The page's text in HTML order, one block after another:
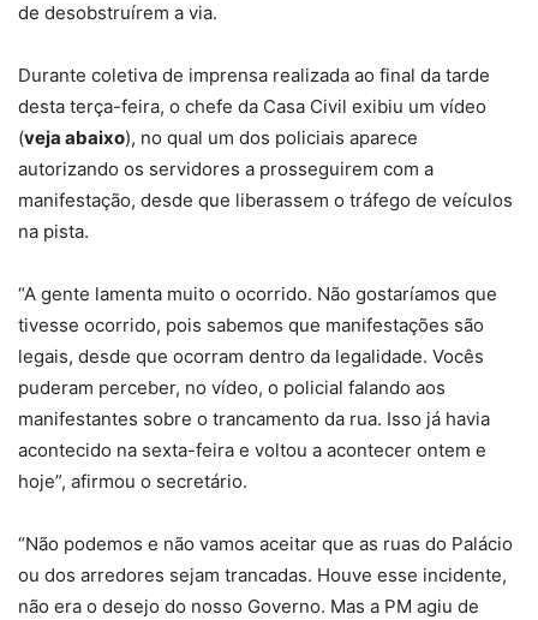
de desobstruírem a via.
Durante coletiva de imprensa realizada ao final da tarde
desta terça-feira, o chefe da Casa Civil exibiu um vídeo
(veja abaixo), no qual um dos policiais aparece
autorizando os servidores a prosseguirem com a
manifestação, desde que liberassem o tráfego de veículos
na pista.
“A gente lamenta muito o ocorrido. Não gostaríamos que
tivesse ocorrido, pois sabemos que manifestações são
legais, desde que ocorram dentro da legalidade. Vocês
puderam perceber, no vídeo, o policial falando aos
manifestantes sobre o trancamento da rua. Isso já havia
acontecido na sexta-feira e voltou a acontecer ontem e
hoje”, afirmou o secretário.
“Não podemos e não vamos aceitar que as ruas do Palácio
ou dos arredores sejam trancadas. Houve esse incidente,
não era o desejo do nosso Governo. Mas a PM agiu de